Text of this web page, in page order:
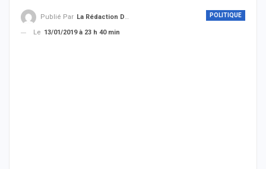
POLITIQUE
Publié Par La Rédaction De THIEYSENEGAL.com
Le 13/01/2019 à 23 h 40 min